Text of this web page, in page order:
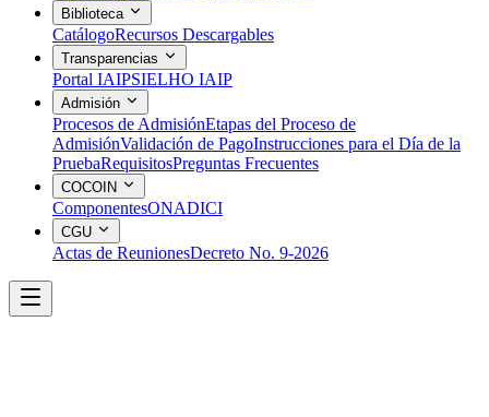
Biblioteca
CatálogoRecursos Descargables
Transparencias
Portal IAIPSIELHO IAIP
Admisión
Procesos de AdmisiónEtapas del Proceso de
AdmisiónValidación de PagoInstrucciones para el Día de la
PruebaRequisitosPreguntas Frecuentes
COCOIN
ComponentesONADICI
CGU
Actas de ReunionesDecreto No. 9-2026